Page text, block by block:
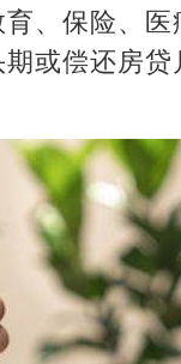
、保险、医
或偿还房贷